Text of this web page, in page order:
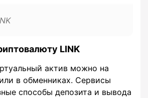
LINK
актив можно на
в обменниках. Сервисы
способы депозита и вывода